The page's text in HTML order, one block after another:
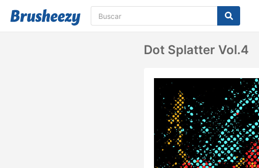
Dot Splatter Vol.4